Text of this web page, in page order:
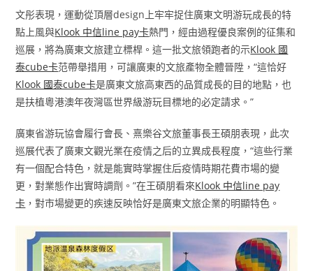
文彤表現，運動從頂層design上牢牢捉住廣東文明游玩成長的特
點上風與Klook 中信line pay卡熱門，經由過程優良案例的征集和
巡展，將為廣東文旅建立標桿。這一批文旅領跑者的示Klook 國
泰cube卡范帶舉措用，可讓廣東的文旅產物全體晉陞，“這恰好
Klook 國泰cube卡是廣東文旅高東西的品質成長的目的地點，也
是扶植粵港澳年夜灣區世界級游玩目標地的必定請求。”
廣東省游玩協會履行會長、熹樂谷文旅董事長王碩朋表現，此次
巡展代表了廣東文觀光業在疫情之后的立異成長程度，“這些行業
有一個配合特色，就是能實時掌握住后疫情時期花費市場的變
更，對業態作出實時調劑。”在王碩朋看來Klook 中信line pay
卡 ，對市場變更的疾速反映恰好是廣東文旅企業的明顯特色。